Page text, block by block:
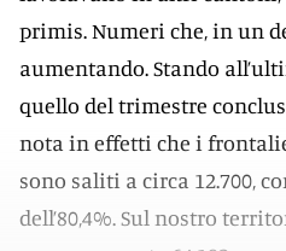
primis. Numeri che, in un
aumentando. Stando
quello del trimestre
nota in effetti che i
sono saliti a circa 12.700,
dell’80,4%. Sul nostro